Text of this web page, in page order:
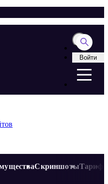
Войти
СкриншотыТариф